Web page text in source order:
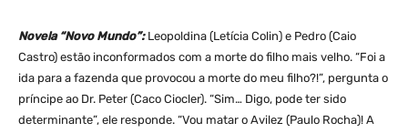
Novela “Novo Mundo”:Leopoldina (Letícia Colin) e Pedro (Caio
Castro) estão inconformados com a morte do filho mais velho. “Foi a
ida para a fazenda que provocou a morte do meu filho?!”, pergunta o
príncipe ao Dr. Peter (Caco Ciocler). “Sim… Digo, pode ter sido
determinante”, ele responde. “Vou matar o Avilez (Paulo Rocha)! A